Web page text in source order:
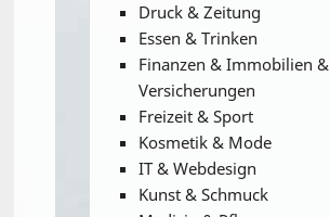
Druck & Zeitung
Essen & Trinken
Finanzen & Immobilien &
Versicherungen
Freizeit & Sport
Kosmetik & Mode
IT & Webdesign
Kunst & Schmuck